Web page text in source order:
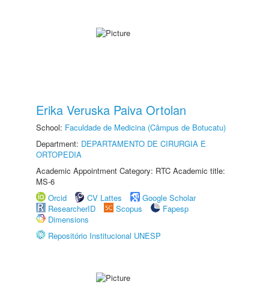
Erika Veruska Paiva Ortolan
School: Faculdade de Medicina (Câmpus de Botucatu)
Department: DEPARTAMENTO DE CIRURGIA E
ORTOPEDIA
Academic Appointment Category: RTC Academic title:
MS-6
Orcid
CV Lattes
Google Scholar
ResearcherID
Scopus
Fapesp
Dimensions
Repositório Institucional UNESP